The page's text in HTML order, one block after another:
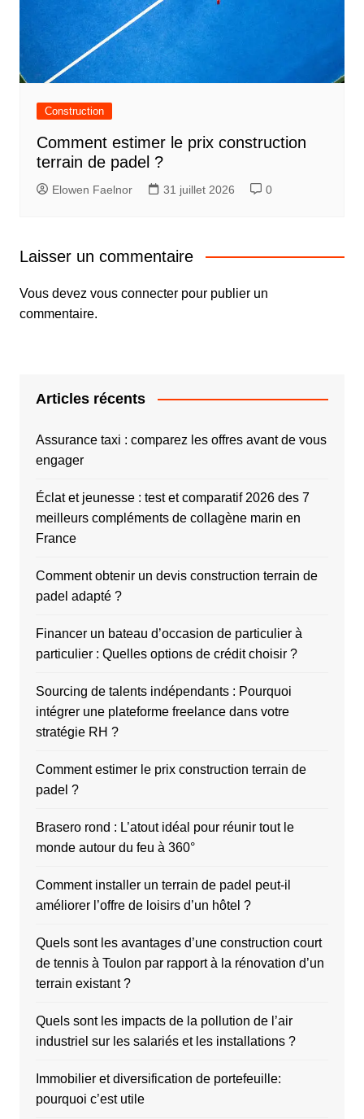
Construction
Comment estimer le prix construction
terrain de padel ?
Elowen Faelnor 31 juillet 2026 0
Laisser un commentaire
Vous devez vous connecterpour publier un
commentaire.
Articles récents
Assurance taxi : comparez les offres avant de vous
engager
Éclat et jeunesse : test et comparatif 2026 des 7
meilleurs compléments de collagène marin en
France
Comment obtenir un devis construction terrain de
padel adapté ?
Financer un bateau d’occasion de particulier à
particulier : Quelles options de crédit choisir ?
Sourcing de talents indépendants : Pourquoi
intégrer une plateforme freelance dans votre
stratégie RH ?
Comment estimer le prix construction terrain de
padel ?
Brasero rond : L’atout idéal pour réunir tout le
monde autour du feu à 360°
Comment installer un terrain de padel peut-il
améliorer l’offre de loisirs d’un hôtel ?
Quels sont les avantages d’une construction court
de tennis à Toulon par rapport à la rénovation d’un
terrain existant ?
Quels sont les impacts de la pollution de l’air
industriel sur les salariés et les installations ?
Immobilier et diversification de portefeuille:
pourquoi c’est utile